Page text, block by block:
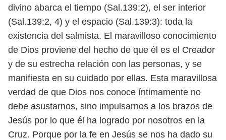
divino abarca el tiempo (Sal.139:2), el ser interior
(Sal.139:2, 4) y el espacio (Sal.139:3): toda la
existencia del salmista. El maravilloso conocimiento
de Dios proviene del hecho de que él es el Creador
y de su estrecha relación con las personas, y se
manifiesta en su cuidado por ellas. Esta maravillosa
verdad de que Dios nos conoce íntimamente no
debe asustarnos, sino impulsarnos a los brazos de
Jesús por lo que él ha logrado por nosotros en la
Cruz. Porque por la fe en Jesús se nos ha dado su